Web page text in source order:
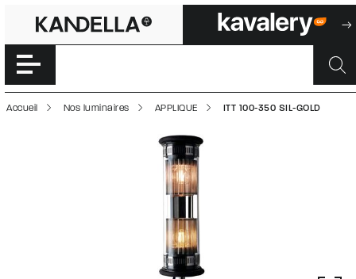
ITT 100-350 SIL-
Accéder directement au contenu de la page
Accueil Nos luminaires APPLIQUE ITT 100-350 SIL-GOLD